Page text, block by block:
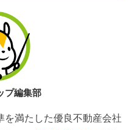
プ編集部
を満たした優良不動産会社